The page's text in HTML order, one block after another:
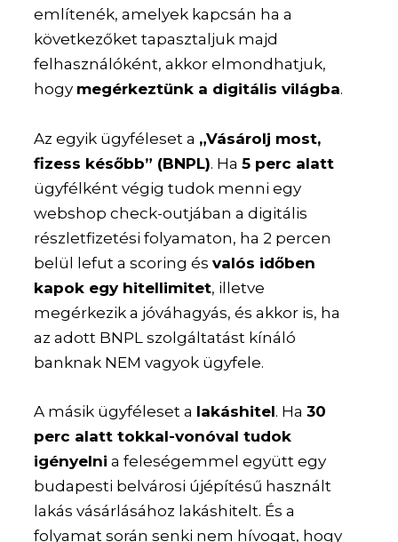
említenék, amelyek kapcsán ha a
következőket tapasztaljuk majd
felhasználóként, akkor elmondhatjuk,
hogy megérkeztünk a digitális világba.
Az egyik ügyféleset a „Vásárolj most,
fizess később” (BNPL). Ha5 perc alatt
ügyfélként végig tudok menni egy
webshop check-outjában a digitális
részletfizetési folyamaton, ha 2 percen
belül lefut a scoring ésvalós időben
kapok egy hitellimitet, illetve
megérkezik a jóváhagyás, és akkor is, ha
az adott BNPL szolgáltatást kínáló
banknak NEM vagyok ügyfele.
A másik ügyféleset a lakáshitel. Ha30
perc alatt tokkal-vonóval tudok
igényelni a feleségemmel együtt egy
budapesti belvárosi újépítésű használt
lakás vásárlásához lakáshitelt. És a
folyamat során senki nem hívogat, hogy